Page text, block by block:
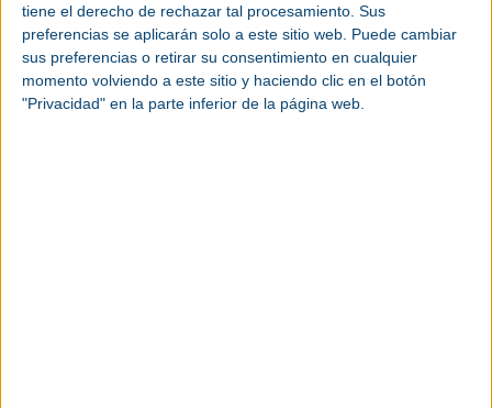
tiene el derecho de rechazar tal procesamiento. Sus
preferencias se aplicarán solo a este sitio web. Puede cambiar
sus preferencias o retirar su consentimiento en cualquier
momento volviendo a este sitio y haciendo clic en el botón
"Privacidad" en la parte inferior de la página web.